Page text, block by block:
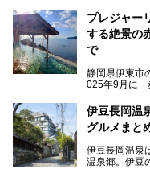
極上温泉です
です。多くの
解説します。
プレジャー
する絶景の
で
静岡県伊東市
025年9月に「
館」、「RED
とグランピン
ースフィール
予定。
伊豆長岡温
グルメまと
伊豆長岡温泉
温泉郷。伊豆